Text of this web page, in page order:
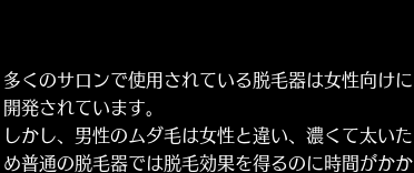
多くのサロンで使用されている脱毛器は女性向けに
開発されています。
しかし、男性のムダ毛は女性と違い、濃くて太いた
め普通の脱毛器では脱毛効果を得るのに時間がかか